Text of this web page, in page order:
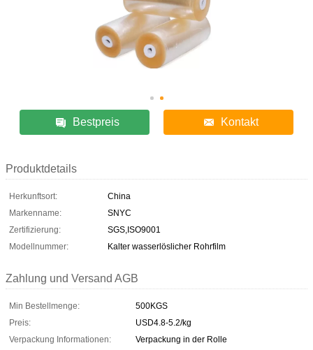
Bestpreis Kontakt
Produktdetails
Herkunftsort:
China
Markenname:
SNYC
Zertifizierung:
SGS,ISO9001
Modellnummer:
Kalter wasserlöslicher Rohrfilm
Zahlung und Versand AGB
Min Bestellmenge:
500KGS
Preis:
USD4.8-5.2/kg
Verpackung Informationen:
Verpackung in der Rolle